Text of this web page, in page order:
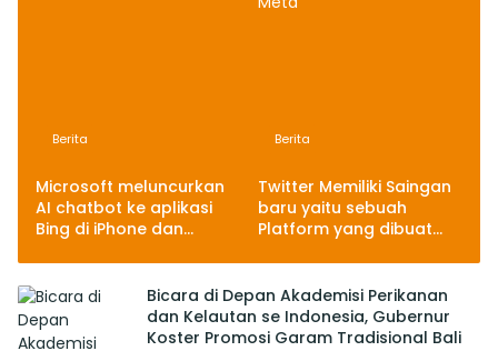
Berita
Microsoft meluncurkan
AI chatbot ke aplikasi
Bing di iPhone dan
Berita
Twitter Memiliki Saingan
baru yaitu sebuah
Platform yang dibuat
Bicara di Depan Akademisi Perikanan
dan Kelautan se Indonesia, Gubernur
Koster Promosi Garam Tradisional Bali